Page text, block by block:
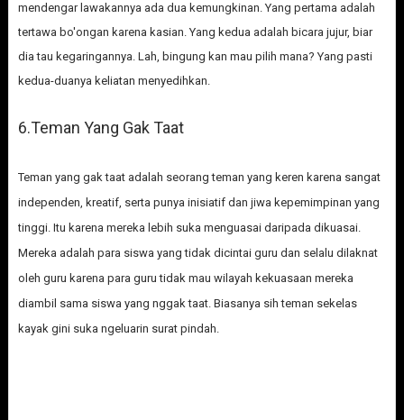
mendengar lawakannya ada dua kemungkinan. Yang pertama adalah
tertawa bo'ongan karena kasian. Yang kedua adalah bicara jujur, biar
dia tau kegaringannya. Lah, bingung kan mau pilih mana? Yang pasti
kedua-duanya keliatan menyedihkan.
6.Teman Yang Gak Taat
Teman yang gak taat adalah seorang teman yang keren karena sangat
independen, kreatif, serta punya inisiatif dan jiwa kepemimpinan yang
tinggi. Itu karena mereka lebih suka menguasai daripada dikuasai.
Mereka adalah para siswa yang tidak dicintai guru dan selalu dilaknat
oleh guru karena para guru tidak mau wilayah kekuasaan mereka
diambil sama siswa yang nggak taat. Biasanya sih teman sekelas
kayak gini suka ngeluarin surat pindah.